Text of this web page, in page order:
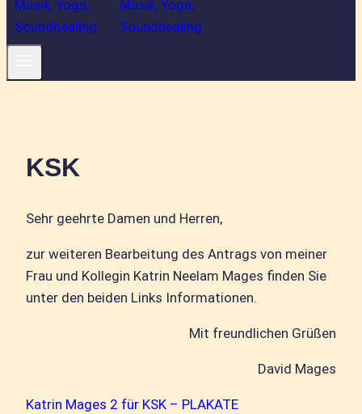
KSK
Sehr geehrte Damen und Herren,
zur weiteren Bearbeitung des Antrags von meiner
Frau und Kollegin Katrin Neelam Mages finden Sie
unter den beiden Links Informationen.
Mit freundlichen Grüßen
David Mages
Katrin Mages 2 für KSK – PLAKATE